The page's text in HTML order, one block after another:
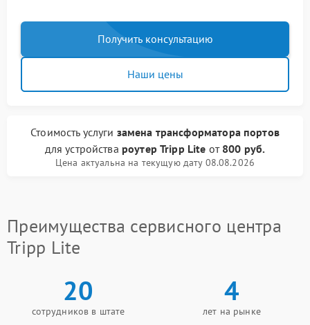
Получить консультацию
Наши цены
Стоимость услуги замена трансформатора портов
для устройства роутер Tripp Lite от 800 руб.
Цена актуальна на текущую дату 08.08.2026
Преимущества сервисного центра
Tripp Lite
20
сотрудников в штате
4
лет на рынке